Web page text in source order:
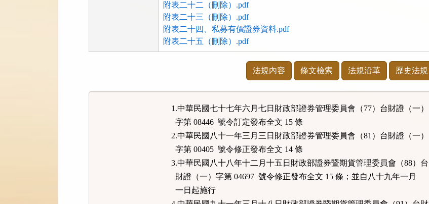
附表二十二（刪除）.pdf
附表二十三（刪除）.pdf
附表二十四、私募有價證券資料.pdf
附表二十五（刪除）.pdf
功
法規內容 條文檢索 法規沿革 歷史法規
1.中華民國七十七年六月七日財政部證券管理委員會（77）台財證（一）
字第 08446 號令訂定發布全文 15 條
2.中華民國八十一年三月三日財政部證券管理委員會（81）台財證（一）
字第 00405 號令修正發布全文 14 條
3.中華民國八十八年十二月十五日財政部證券暨期貨管理委員會（88）台
財證（一）字第 04697 號令修正發布全文 15 條；並自八十九年一月
一日起施行